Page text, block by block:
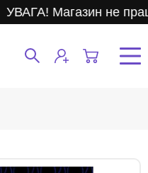
УВАГА! Магазин не